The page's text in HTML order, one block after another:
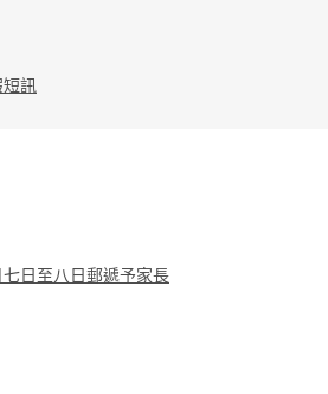
訊
日至八日郵遞予家長